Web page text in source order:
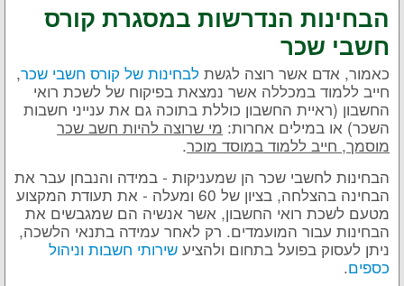
הבחינות הנדרשות במסגרת קורס
חשבי שכר
כאמור, אדם אשר רוצה לגשת לבחינות של קורס חשבי שכר,
חייב ללמוד במכללה אשר נמצאת בפיקוח של לשכת רואי
החשבון (ראיית החשבון כוללת בתוכה גם את ענייני חשבות
השכר) או במילים אחרות: מי שרוצה להיות חשב שכר
מוסמך, חייב ללמוד במוסד מוכר.
הבחינות לחשבי שכר הן שמעניקות - במידה והנבחן עבר את
הבחינה בהצלחה, בציון של 60 ומעלה - את תעודת המקצוע
מטעם לשכת רואי החשבון, אשר אנשיה הם שמגבשים את
הבחינות עבור המועמדים. רק לאחר עמידה בתנאי הלשכה,
ניתן לעסוק בפועל בתחום ולהציע שירותי חשבות וניהול
כספים.